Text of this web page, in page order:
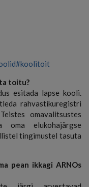
toitu?
esitada lapse kooli.
rahvastikuregistri
omavalitsustes
elukohajärgse
tingimustel tasuta
pean ikkagi ARNOs